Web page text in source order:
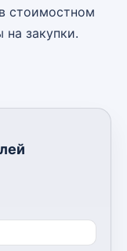
стоимостном
закупки.